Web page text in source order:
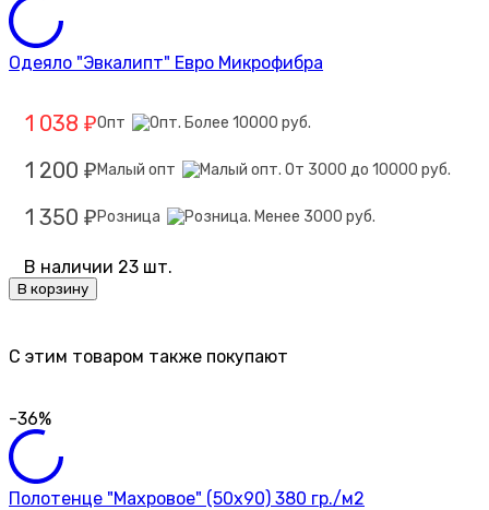
Одеяло "Эвкалипт" Евро Микрофибра
1 038 ₽Опт
1 200 ₽ Малый опт
1 350 ₽ Розница
В наличии 23 шт.
В корзину
C этим товаром также покупают
-36%
Полотенце "Махровое" (50х90) 380 гр./м2